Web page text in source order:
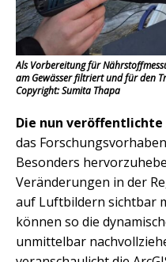
Als Vorbereitung für
am Gewässer filtriert und für den
Copyright: Sumita Thapa
Die nun veröffentlichte
das
Besonders
Veränderungen in der
auf Luftbildern sichtbar
können so die
unmittelbar